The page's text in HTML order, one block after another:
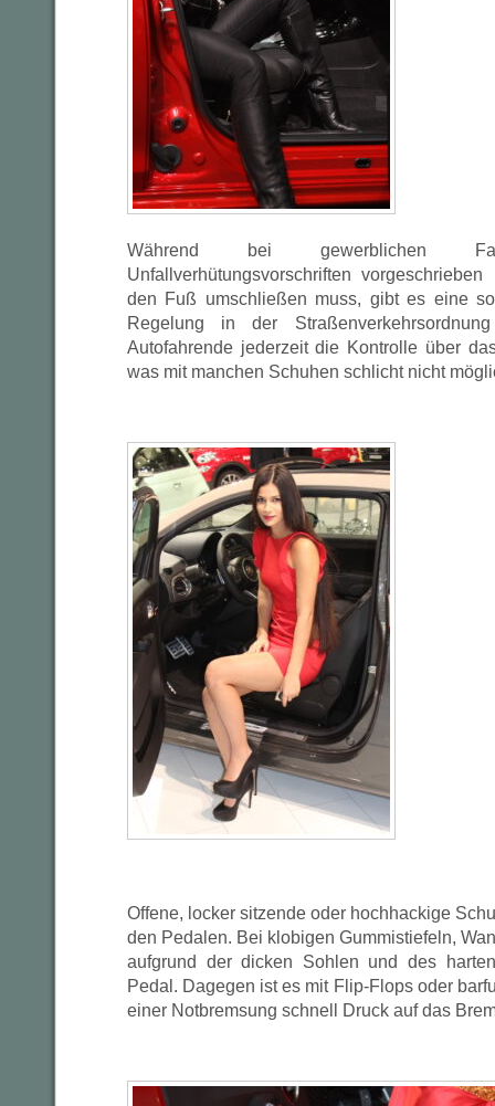
Während bei gewerblichen
Unfallverhütungsvorschriften
den Fuß umschließen muss, gibt es eine
Regelung in der
Autofahrende jederzeit die Kontrolle über
was mit manchen Schuhen schlicht nicht
Offene, locker sitzende oder hochhackige
den Pedalen. Bei klobigen Gummistiefeln,
aufgrund der dicken Sohlen und des
Pedal. Dagegen ist es mit Flip-Flops oder
einer Notbremsung schnell Druck auf das